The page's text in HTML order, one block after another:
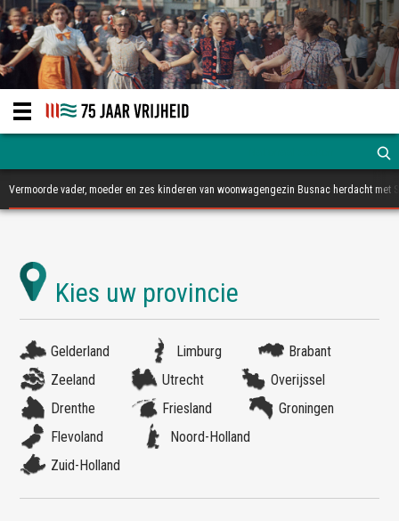
Vermoorde vader, moeder en zes kinderen van woonwagengezin Busnac herdacht met
Gelderland Limburg
Brabant
Zeeland
Utrecht
Overijssel
Drenthe
Friesland
Groningen
Flevoland
Noord-Holland
Zuid-Holland